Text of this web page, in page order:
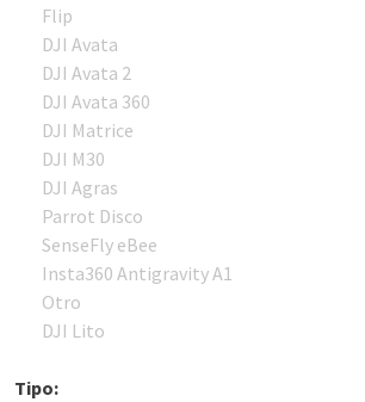
Flip
DJI Avata
DJI Avata 2
DJI Avata 360
DJI Matrice
DJI M30
DJI Agras
Parrot Disco
SenseFly eBee
Insta360 Antigravity A1
Otro
DJI Lito
Tipo: